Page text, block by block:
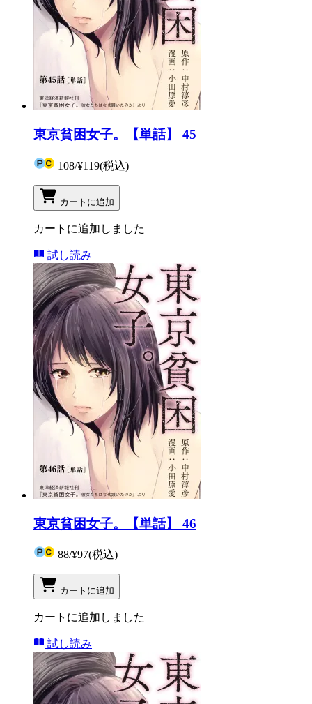
東京貧困女子。【単話】 45
108/¥119(税込)
カートに追加
カートに追加しました
試し読み
東京貧困女子。【単話】 46
88/¥97(税込)
カートに追加
カートに追加しました
試し読み